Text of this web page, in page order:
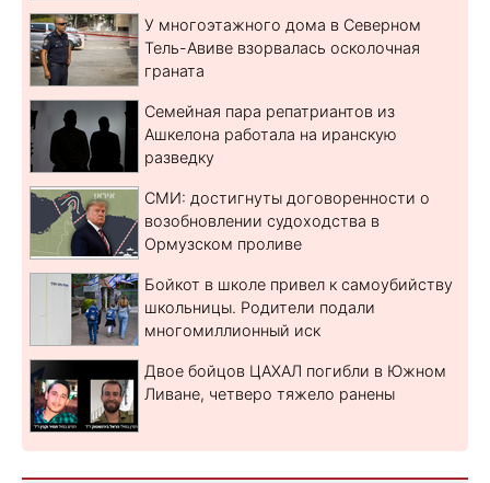
У многоэтажного дома в Северном
Тель-Авиве взорвалась осколочная
граната
Семейная пара репатриантов из
Ашкелона работала на иранскую
разведку
СМИ: достигнуты договоренности о
возобновлении судоходства в
Ормузском проливе
Бойкот в школе привел к самоубийству
школьницы. Родители подали
многомиллионный иск
Двое бойцов ЦАХАЛ погибли в Южном
Ливане, четверо тяжело ранены